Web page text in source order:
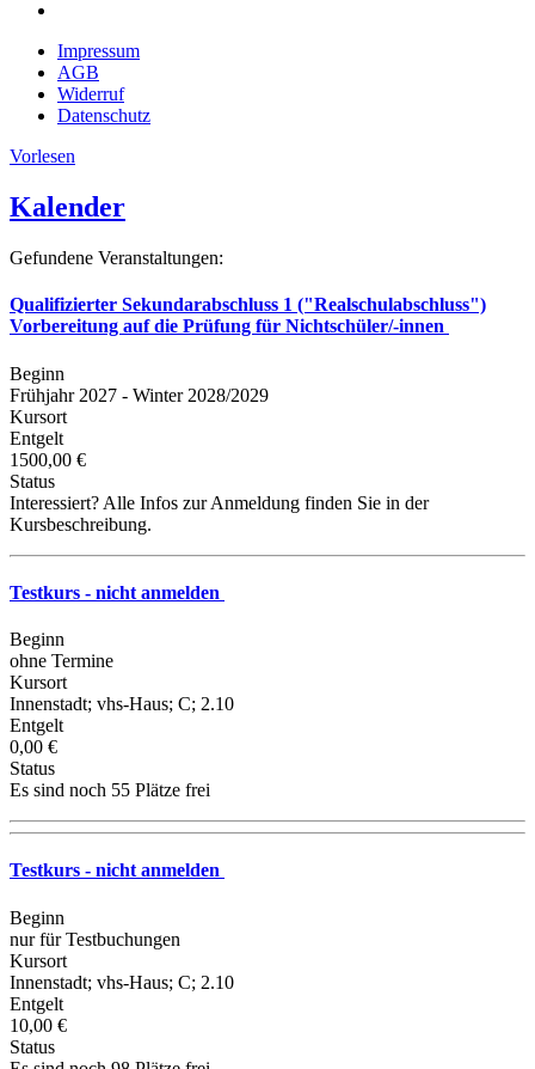
Impressum
AGB
Widerruf
Datenschutz
Vorlesen
Kalender
Gefundene Veranstaltungen:
Qualifizierter Sekundarabschluss 1 ("Realschulabschluss")
Vorbereitung auf die Prüfung für Nichtschüler/-innen
Beginn
Frühjahr 2027 - Winter 2028/2029
Kursort
Entgelt
1500,00 €
Status
Interessiert? Alle Infos zur Anmeldung finden Sie in der
Kursbeschreibung.
Testkurs - nicht anmelden
Beginn
ohne Termine
Kursort
Innenstadt; vhs-Haus; C; 2.10
Entgelt
0,00 €
Status
Es sind noch 55 Plätze frei
Testkurs - nicht anmelden
Beginn
nur für Testbuchungen
Kursort
Innenstadt; vhs-Haus; C; 2.10
Entgelt
10,00 €
Status